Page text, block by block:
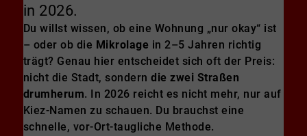
in 2026.
Du willst wissen, ob eine Wohnung „nur okay“ ist
– oder ob die Mikrolage in 2–5 Jahren richtig
trägt? Genau hier entscheidet sich oft der Preis:
nicht die Stadt, sonderndie zwei Straßen
drumherum. In 2026 reicht es nicht mehr, nur auf
Kiez-Namen zu schauen. Du brauchst eine
schnelle, vor-Ort-taugliche Methode.